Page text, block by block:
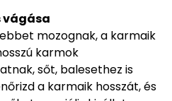
vágása
mozognak, a karmaik
karmok
sőt, balesethez is
a karmaik hosszát, és